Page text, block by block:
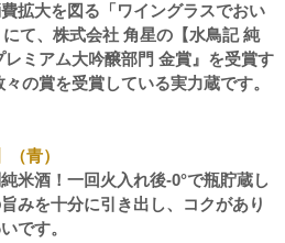
拡大を図る「ワイングラスでおい
て、株式会社 角星の【水鳥記 純
ミアム大吟醸部門 金賞』を受賞す
の賞を受賞している実力蔵です。
（青）
米酒！一回火入れ後-0°で瓶貯蔵し
みを十分に引き出し、コクがあり
です。